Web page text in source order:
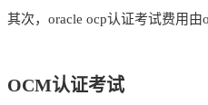
其次，oracle ocp认证考试费用由
OCM认证考试